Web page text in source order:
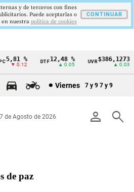
%
0.12
DTF 12,48 %
▲ 0.05
UVR $386,1273
▲ 0.03
Viernes 7 y 9 7 y 9
person search
de Agosto de 2026
de paz
y de terceros con fines
Puede aceptarlas o
en nuestra politica de cookies
CONTINUAR